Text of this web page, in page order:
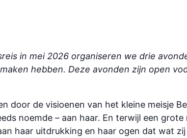
in mei 2026 organiseren we drie
hebben. Deze avonden zijn open
door de visioenen van het kleine meisje
noemde – aan haar. En terwijl een
haar uitdrukking en haar ogen dat wat